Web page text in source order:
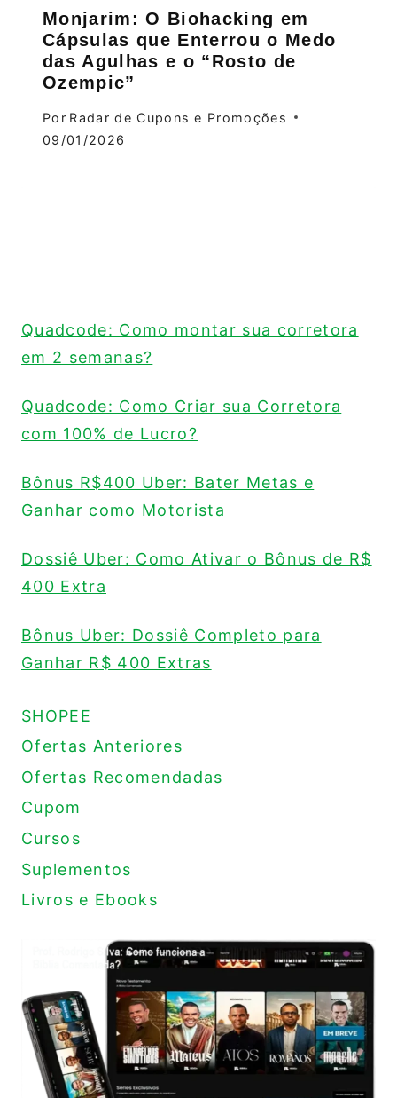
Monjarim: O Biohacking em
Cápsulas que Enterrou o Medo
das Agulhas e o “Rosto de
Ozempic”
Por Radar de Cupons e Promoções
09/01/2026
Quadcode: Como montar sua corretora
em 2 semanas?
Quadcode: Como Criar sua Corretora
com 100% de Lucro?
Bônus R$400 Uber: Bater Metas e
Ganhar como Motorista
Dossiê Uber: Como Ativar o Bônus de R$
400 Extra
Bônus Uber: Dossiê Completo para
Ganhar R$ 400 Extras
SHOPEE
Ofertas Anteriores
Ofertas Recomendadas
Cupom
Cursos
Suplementos
Livros e Ebooks